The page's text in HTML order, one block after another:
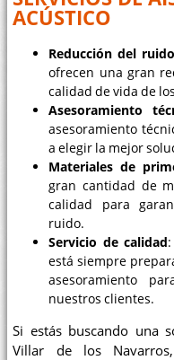
ACÚSTICO
Reducción del ruido
ofrecen una gran
calidad de vida de
Asesoramiento
asesoramiento
a elegir la mejor
Materiales de
gran cantidad de
calidad para
ruido.
Servicio de calidad
está siempre
asesoramiento
nuestros clientes.
Si estás buscando una
Villar de los